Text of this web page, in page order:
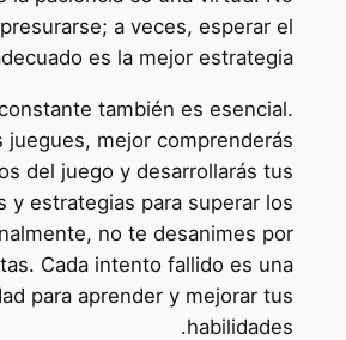
a veces, esperar el
es la mejor estrategia.
también es esencial.
juegues, mejor comprenderás
del juego y desarrollarás tus
y estrategias para superar los
no te desanimes por
Cada intento fallido es una
para aprender y mejorar tus
habilidades.